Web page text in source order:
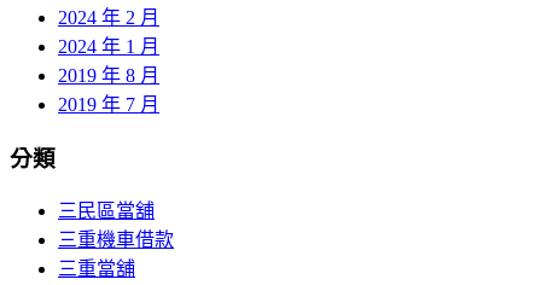
2024 年 2 月
2024 年 1 月
2019 年 8 月
2019 年 7 月
分類
三民區當舖
三重機車借款
三重當舖